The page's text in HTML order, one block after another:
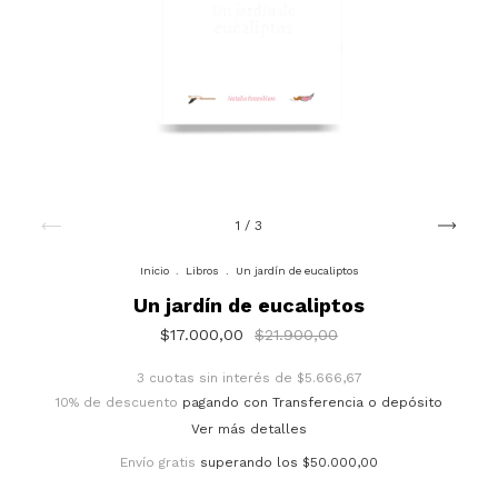
1 / 3
Inicio Libros Un jardín de eucaliptos
Un jardín de eucaliptos
$17.000,00 $21.900,00
3 cuotas sin interés de $5.666,67
10% de descuento pagando con Transferencia o depósito
Ver más detalles
Envío gratis superando los $50.000,00